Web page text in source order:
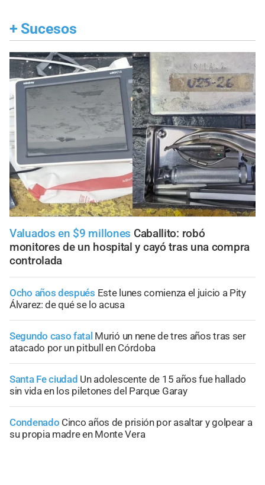
+ Sucesos
Valuados en $9 millones Caballito: robó
monitores de un hospital y cayó tras una compra
controlada
Ocho años después Este lunes comienza el juicio a Pity
Álvarez: de qué se lo acusa
Segundo caso fatal Murió un nene de tres años tras ser
atacado por un pitbull en Córdoba
Santa Fe ciudad Un adolescente de 15 años fue hallado
sin vida en los piletones del Parque Garay
Condenado Cinco años de prisión por asaltar y golpear a
su propia madre en Monte Vera